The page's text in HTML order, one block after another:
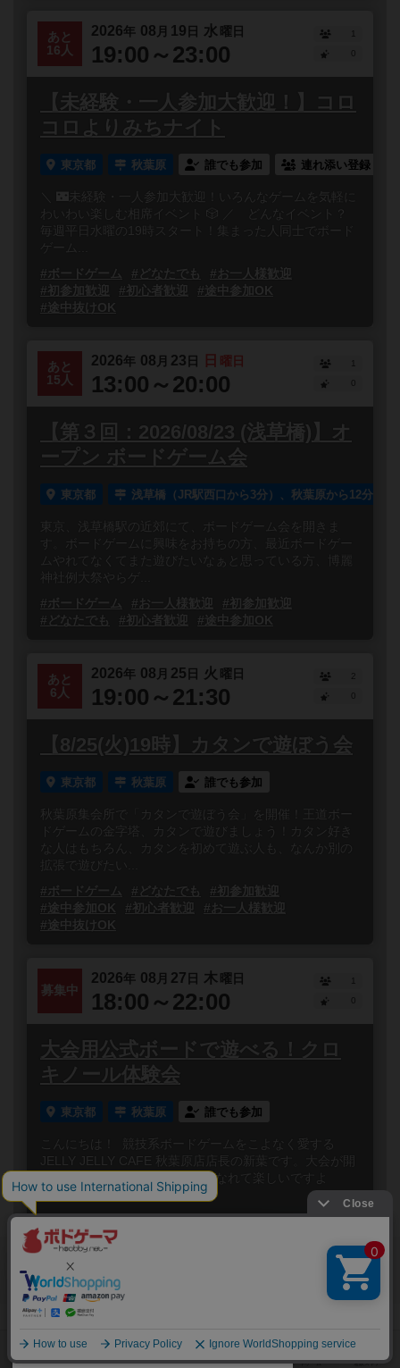
あと
16人
2026年 08 月 19 日 水 曜日
19:00～23:00
1
【未経験・一人参加大歓迎！】コロ
コロよりみちナイト
東京都 秋葉原 誰でも参加 連れ添い登録
＼ 🌃未経験・一人参加大歓迎！いろんなゲームを気軽に
わいわい楽しむ相席イベント 🎲 ／ どんなイベント？
毎週平日水曜の19時スタート！集まった人同士でボード
ゲーム...
#ボードゲーム
#どなたでも
#お一人様歓迎
#初参加歓迎
#初心者歓迎
#途中参加OK
#途中抜けOK
あと
15人
2026年 08 月 23 日 日 曜日
13:00～20:00
1
【第３回：2026/08/23 (浅草橋)】オ
ープン ボードゲーム会
東京都 浅草橋（JR駅西口から3分）、秋葉原から12分
東京、浅草橋駅の近郊にて、ボードゲーム会を開きま
す。ボードゲームに興味をお持ちの方、最近ボードゲー
ムやれてなくてまた遊びたいなぁと思っている方、博麗
神社例大祭やらゲ...
#ボードゲーム
#お一人様歓迎
#初参加歓迎
#どなたでも
#初心者歓迎 #途中参加OK
あと
6人
2026年 08 月 25 日 火 曜日
19:00～21:30
2
【8/25(火)19時】カタンで遊ぼう会
東京都 秋葉原 誰でも参加
秋葉原集会所で「カタンで遊ぼう会」を開催！王道ボー
ドゲームの金字塔、カタンで遊びましょう！カタン好き
な人はもちろん、カタンを初めて遊ぶ人も、なんか別の
拡張で遊びたい...
#ボードゲーム
#どなたでも
#初参加歓迎
#途中参加OK
#初心者歓迎
#お一人様歓迎
#途中抜けOK
募集中
2026年 08 月 27 日 木曜日
18:00～22:00
1
大会用公式ボードで遊べる！クロ
キノール体験会
東京都 秋葉原 誰でも参加
こんにちは！ 競技系ボードゲームをこよなく愛する
JELLY JELLY CAFE 秋葉原店店長の新葉です。大会が開
催されるボードゲームって熱くなれて楽しいですよ
ね！...
閉じる
ボードゲームのプレイ履歴を記録し
自分のデータを管理しませんか？
約75,000人 がボドゲーマを利用中！